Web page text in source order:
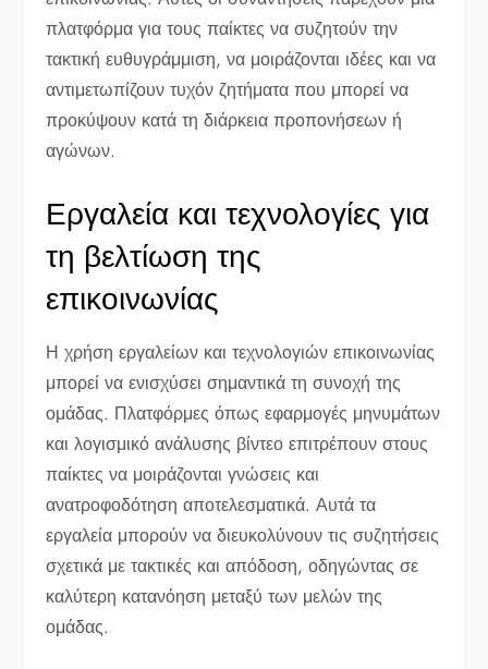
πλατφόρμα για τους παίκτες να συζητούν την
τακτική ευθυγράμμιση, να μοιράζονται ιδέες και να
αντιμετωπίζουν τυχόν ζητήματα που μπορεί να
προκύψουν κατά τη διάρκεια προπονήσεων ή
αγώνων.
Εργαλεία και τεχνολογίες για
τη βελτίωση της
επικοινωνίας
Η χρήση εργαλείων και τεχνολογιών επικοινωνίας
μπορεί να ενισχύσει σημαντικά τη συνοχή της
ομάδας. Πλατφόρμες όπως εφαρμογές μηνυμάτων
και λογισμικό ανάλυσης βίντεο επιτρέπουν στους
παίκτες να μοιράζονται γνώσεις και
ανατροφοδότηση αποτελεσματικά. Αυτά τα
εργαλεία μπορούν να διευκολύνουν τις συζητήσεις
σχετικά με τακτικές και απόδοση, οδηγώντας σε
καλύτερη κατανόηση μεταξύ των μελών της
ομάδας.